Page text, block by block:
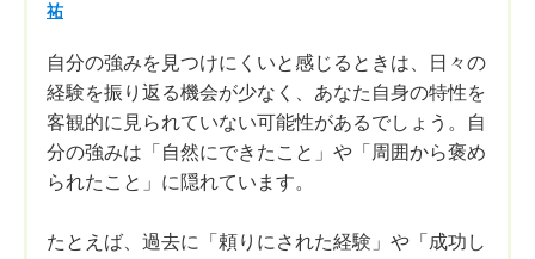
祐
自分の強みを見つけにくいと感じるときは、日々の
経験を振り返る機会が少なく、あなた自身の特性を
客観的に見られていない可能性があるでしょう。自
分の強みは「自然にできたこと」や「周囲から褒め
られたこと」に隠れています。
たとえば、過去に「頼りにされた経験」や「成功し